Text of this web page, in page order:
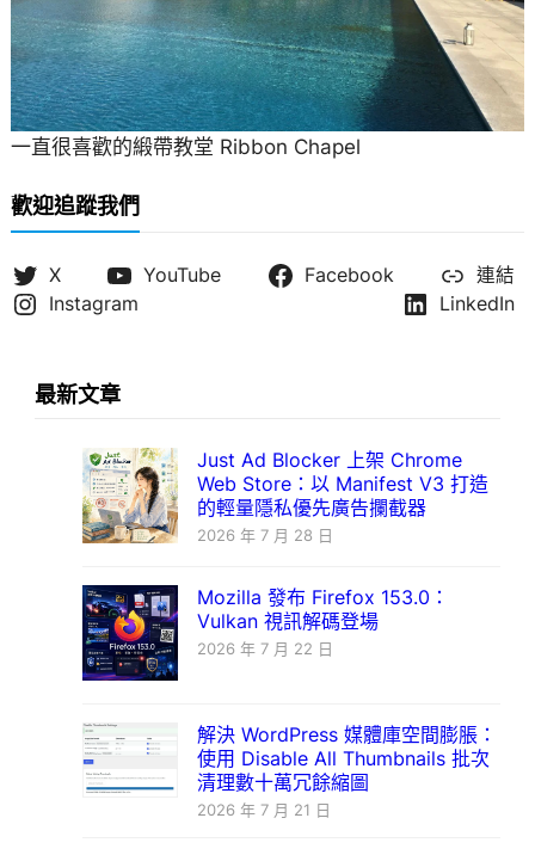
一直很喜歡的緞帶教堂 Ribbon Chapel
歡迎追蹤我們
X YouTube Facebook
連結
Instagram
LinkedIn
最新文章
Just Ad Blocker 上架 Chrome
Web Store：以 Manifest V3 打造
的輕量隱私優先廣告攔截器
2026 年 7 月 28 日
Mozilla 發布 Firefox 153.0：
Vulkan 視訊解碼登場
2026 年 7 月 22 日
解決 WordPress 媒體庫空間膨脹：
使用 Disable All Thumbnails 批次
清理數十萬冗餘縮圖
2026 年 7 月 21 日